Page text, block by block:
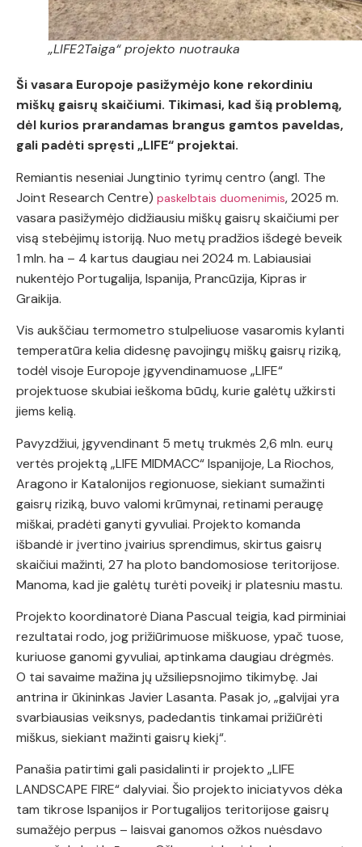
„LIFE2Taiga“ projekto nuotrauka
Ši vasara Europoje pasižymėjo kone rekordiniu
miškų gaisrų skaičiumi. Tikimasi, kad šią problemą,
dėl kurios prarandamas brangus gamtos paveldas,
gali padėti spręsti „LIFE“ projektai.
Remiantis neseniai Jungtinio tyrimų centro (angl. The
Joint Research Centre) paskelbtais duomenimis, 2025 m.
vasara pasižymėjo didžiausiu miškų gaisrų skaičiumi per
visą stebėjimų istoriją. Nuo metų pradžios išdegė beveik
1 mln. ha – 4 kartus daugiau nei 2024 m. Labiausiai
nukentėjo Portugalija, Ispanija, Prancūzija, Kipras ir
Graikija.
Vis aukščiau termometro stulpeliuose vasaromis kylanti
temperatūra kelia didesnę pavojingų miškų gaisrų riziką,
todėl visoje Europoje įgyvendinamuose „LIFE“
projektuose skubiai ieškoma būdų, kurie galėtų užkirsti
jiems kelią.
Pavyzdžiui, įgyvendinant 5 metų trukmės 2,6 mln. eurų
vertės projektą „LIFE MIDMACC“ Ispanijoje, La Riochos,
Aragono ir Katalonijos regionuose, siekiant sumažinti
gaisrų riziką, buvo valomi krūmynai, retinami peraugę
miškai, pradėti ganyti gyvuliai. Projekto komanda
išbandė ir įvertino įvairius sprendimus, skirtus gaisrų
skaičiui mažinti, 27 ha ploto bandomosiose teritorijose.
Manoma, kad jie galėtų turėti poveikį ir platesniu mastu.
Projekto koordinatorė Diana Pascual teigia, kad pirminiai
rezultatai rodo, jog prižiūrimuose miškuose, ypač tuose,
kuriuose ganomi gyvuliai, aptinkama daugiau drėgmės.
O tai savaime mažina jų užsiliepsnojimo tikimybę. Jai
antrina ir ūkininkas Javier Lasanta. Pasak jo, „galvijai yra
svarbiausias veiksnys, padedantis tinkamai prižiūrėti
miškus, siekiant mažinti gaisrų kiekį“.
Panašia patirtimi gali pasidalinti ir projekto „LIFE
LANDSCAPE FIRE“ dalyviai. Šio projekto iniciatyvos dėka
tam tikrose Ispanijos ir Portugalijos teritorijose gaisrų
sumažėjo perpus – laisvai ganomos ožkos nuėsdavo